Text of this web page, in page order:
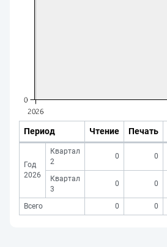
Период Чтение Печать
Год
2026
Квартал
2
0 0
Квартал
3
0 0
Всего 0 0